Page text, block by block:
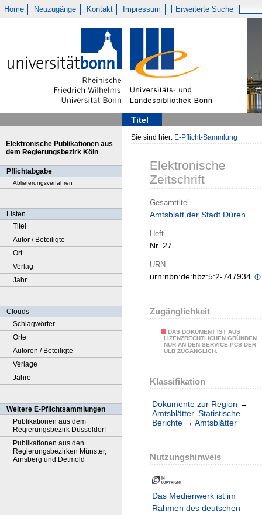
Home Neuzugänge Kontakt Impressum Erweiterte Suche
Titel
Elektronische Publikationen aus
dem Regierungsbezirk Köln
Pflichtabgabe
Ablieferungsverfahren
Listen
Titel
Autor / Beteiligte
Ort
Verlag
Jahr
Clouds
Schlagwörter
Orte
Autoren / Beteiligte
Verlage
Jahre
Weitere E-Pflichtsammlungen
Publikationen aus dem
Regierungsbezirk Düsseldorf
Publikationen aus den
Regierungsbezirken Münster,
Arnsberg und Detmold
Sie sind hier: E-Pflicht-Sammlung
Elektronische
Zeitschrift
Gesamttitel
Amtsblatt der Stadt Düren
Heft
Nr. 27
URN
urn:nbn:de:hbz:5:2-747934
Zugänglichkeit
DAS DOKUMENT IST AUS
LIZENZRECHTLICHEN GRÜNDEN
NUR AN DEN SERVICE-PCS DER
ULB ZUGÄNGLICH.
Klassifikation
Dokumente zur Region →
Amtsblätter. Statistische
Berichte → Amtsblätter
Nutzungshinweis
Das Medienwerk ist im
Rahmen des deutschen